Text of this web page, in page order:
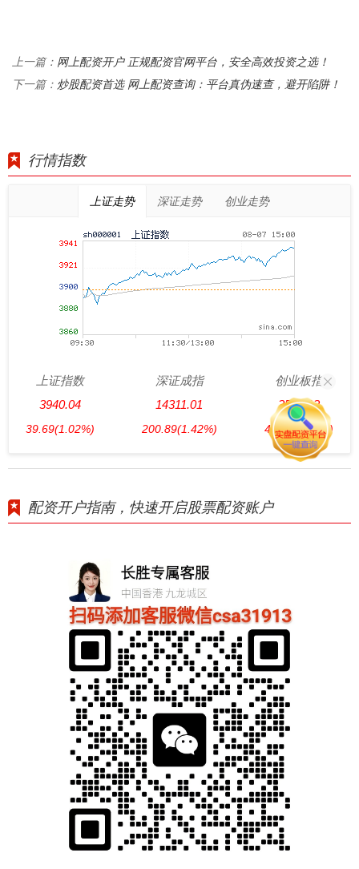
上一篇： 网上配资开户 正规配资官网平台，安全高效投资之选！
下一篇： 炒股配资首选 网上配资查询：平台真伪速查，避开陷阱！
行情指数
上证走势 深证走势 创业走势
上证指数
3940.04
39.69(1.02%)
深证成指
14311.01
200.89(1.42%)
创业板指
3563.12
47.56(1.35%)
配资开户指南，快速开启股票配资账户